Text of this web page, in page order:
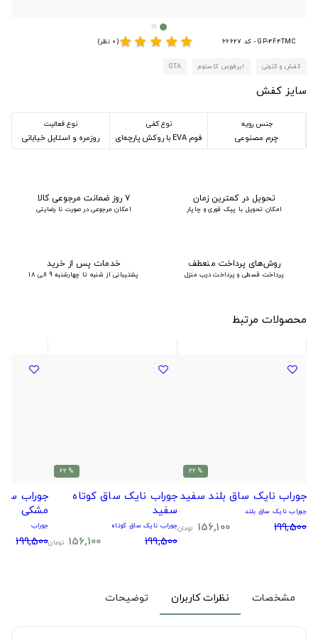
GP-4F4TMC - کد 66627 star
star
star
star
star(0 نظر)
کفش و کتونی ایرفورس کاستوم GTA
سایز کفش
جنس رویه
چرم مصنوعی
نوع کفی
فوم EVA با روکش پارچه‌ای
نوع فعالیت
روزمره و استایل خیابانی
تحویل در کمترین زمان
امکان تحویل با پیک فوری و چاپار
۷ روز ضمانت مرجوعی کالا
امکان مرجوعی در صورت نا رضایتی
روش‌های پرداخت منعطف
پرداخت قسطی و پرداخت درب منزل
خدمات پس از خرید
پشتیبانی از شنبه تا چهارشنبه 9 الی 18
محصولات مرتبط
% 22
جوراب نایک ساق بلند سفید
جوراب نایک ساق بلند
199,500
156,100 تومان
% 22
جوراب نایک ساق کوتاه
سفید
جوراب نایک ساق کوتاه
199,500
156,100 تومان
جوراب
مشکی
جوراب
199,500
مشخصات نظرات کاربران توضیحات